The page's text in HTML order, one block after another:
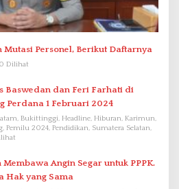
Mutasi Personel, Berikut Daftarnya
Dilihat
Baswedan dan Feri Farhati di
Perdana 1 Februari 2024
Bukittinggi, Headline, Hiburan, Karimun,
Pemilu 2024, Pendidikan, Sumatera Selatan,
Angin Segar untuk PPPK.
Hak yang Sama